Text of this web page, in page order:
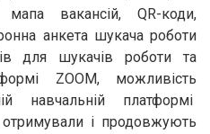
мапа вакансій, QR-коди,
анкета шукача роботи
для шукачів роботи та
ZOOM, можливість
навчальній платформі
і продовжують